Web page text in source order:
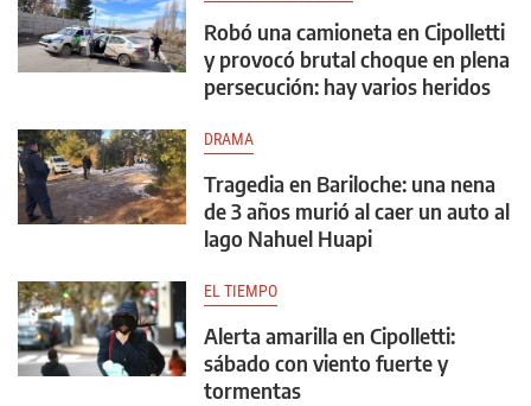
Robó una camioneta en Cipolletti
y provocó brutal choque en plena
persecución: hay varios heridos
DRAMA
Tragedia en Bariloche: una nena
de 3 años murió al caer un auto al
lago Nahuel Huapi
EL TIEMPO
Alerta amarilla en Cipolletti:
sábado con viento fuerte y
tormentas